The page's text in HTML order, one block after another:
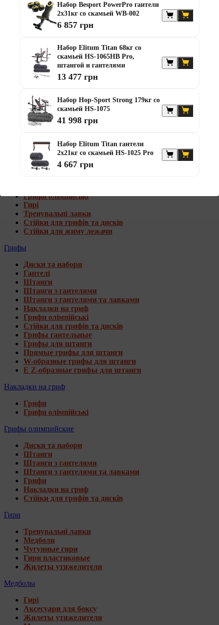
Штанги с w-образным грифом
Жилеты утяжелители
Штанги с гантелями
Диски та набори
Гантелі
Штанги
Штанги з гантелями та лавками
Тренувальні лавки
Стійки для грифів та дисків
Стійки для жиму лежачи
Диски та набори
Гантелі
Штанги
Грифи олімпійські
Гирі
Тренувальні лавки
Стійки для грифів та дисків
Стійки для жиму лежачи
Грифы
Диски та набори
Гантелі
Штанги
Штанги з гантелями
Штанги з гантелями та лавками
Накладки на гриф
Грифи олімпійські
Стійки для грифів та дисків
Грифы гантельные
Грифы для штанги
Прямые грифы для штанги
W-образные грифы для штанги
E Z-образные грифы для штанги
Накладки на гриф
Грифи
Грифи олімпійські
Грифы олимпийские
Диски та набори
Штанги
Штанги з гантелями
Штанги з гантелями та лавками
Грифи
Накладки на гриф
Стійки для грифів та дисків
Гири
Тренувальні лавки
Медболи
Чугунные гири
Гири пластиковые
Жилеты утяжелители
Медболы
Гирі
Аксесуари для боксу
Жилеты утяжелители
Набор Besport PowerPro гантели
2х31кг со скамьей WB-002
6 857 грн
Набор Elitum Titan 68кг со
скамьей HS-1065HB Pro,
штангой и гантелями
13 477 грн
Набор Hop-Sport Strong 179кг со
скамьей HS-1075
41 998 грн
Набор Elitum Titan гантели
2х21кг со скамьей HS-1025 Pro
4 667 грн